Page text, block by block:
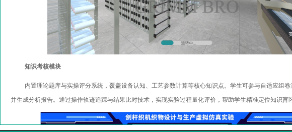
知识考核模块
内置理论题库与实操评分系统，覆盖设备认知、工艺参数计算等核心知识点。学生可参与自适应组
并生成分析报告。通过操作轨迹追踪与结果比对技术，实现实验过程量化评价，帮助学生精准定位知识盲区